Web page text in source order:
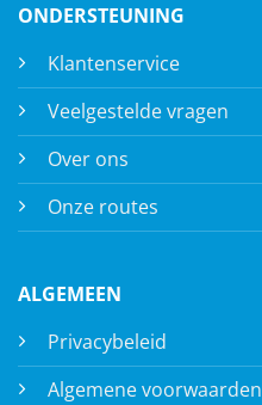
ONDERSTEUNING
Klantenservice
Veelgestelde vragen
Over ons
Onze routes
ALGEMEEN
Privacybeleid
Algemene voorwaarden